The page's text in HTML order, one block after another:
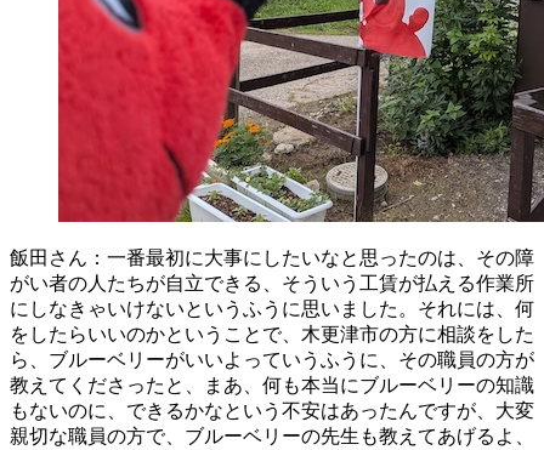
飯田さん：一番最初に大事にしたいなと思ったのは、その障
がい者の人たちが自立できる、そういう工賃が払える作業所
にしなきゃいけないというふうに思いました。それには、何
をしたらいいのかということで、木更津市の方に相談をした
ら、ブルーベリーがいいよっていうふうに、その職員の方が
教えてくださったと、まあ、何も本当にブルーベリーの知識
もないのに、できるかなという不安はあったんですが、大変
親切な職員の方で、ブルーベリーの先生も教えてあげるよ、